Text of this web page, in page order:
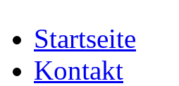
Startseite
Kontakt